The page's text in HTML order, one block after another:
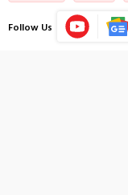
Follow Us